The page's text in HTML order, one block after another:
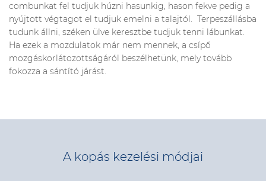
combunkat fel tudjuk húzni hasunkig, hason fekve pedig a
nyújtott végtagot el tudjuk emelni a talajtól. Terpeszállásba
tudunk állni, széken ülve keresztbe tudjuk tenni lábunkat.
Ha ezek a mozdulatok már nem mennek, a csípő
mozgáskorlátozottságáról beszélhetünk, mely tovább
fokozza a sántító járást.
A kopás kezelési módjai